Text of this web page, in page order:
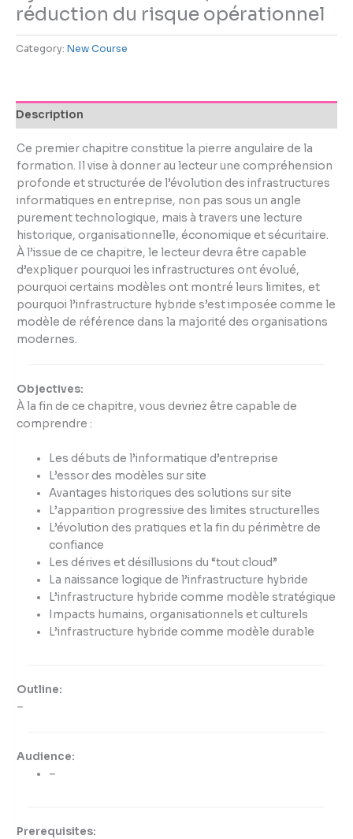
réduction du risque opérationnel
Category: New Course
Description
Ce premier chapitre constitue la pierre angulaire de la
formation. Il vise à donner au lecteur une compréhension
profonde et structurée de l’évolution des infrastructures
informatiques en entreprise, non pas sous un angle
purement technologique, mais à travers une lecture
historique, organisationnelle, économique et sécuritaire.
À l’issue de ce chapitre, le lecteur devra être capable
d’expliquer pourquoi les infrastructures ont évolué,
pourquoi certains modèles ont montré leurs limites, et
pourquoi l’infrastructure hybride s’est imposée comme le
modèle de référence dans la majorité des organisations
modernes.
Objectives:
À la fin de ce chapitre, vous devriez être capable de
comprendre :
Les débuts de l’informatique d’entreprise
L’essor des modèles sur site
Avantages historiques des solutions sur site
L’apparition progressive des limites structurelles
L’évolution des pratiques et la fin du périmètre de
confiance
Les dérives et désillusions du “tout cloud”
La naissance logique de l’infrastructure hybride
L’infrastructure hybride comme modèle stratégique
Impacts humains, organisationnels et culturels
L’infrastructure hybride comme modèle durable
Outline:
–
Audience:
–
Prerequisites:
the
contact
form
website.
This
Compliance
Check
enhance
accessibility.